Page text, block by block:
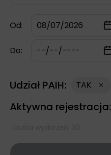
Od:
Do:
Udział PAIH: TAK
Aktywna rejestracja: